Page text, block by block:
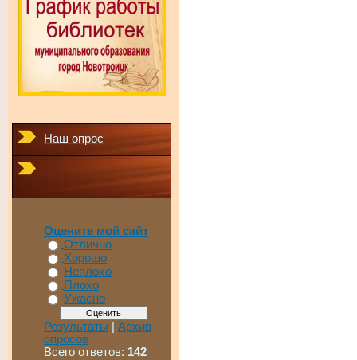
Наш опрос
Оцените мой сайт
Отлично
Хорошо
Неплохо
Плохо
Ужасно
Результаты | Архив
опросов
Всего ответов: 142